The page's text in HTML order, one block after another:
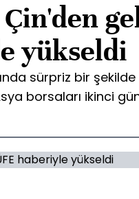
yükseldi
sürpriz bir şekilde
borsaları ikinci